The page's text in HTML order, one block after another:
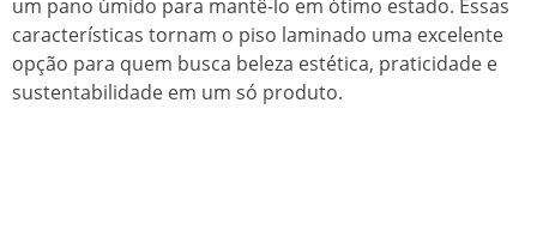
um pano úmido para mantê-lo em ótimo estado. Essas
características tornam o piso laminado uma excelente
opção para quem busca beleza estética, praticidade e
sustentabilidade em um só produto.